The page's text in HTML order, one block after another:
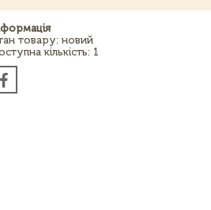
товару: новий
кількість: 1